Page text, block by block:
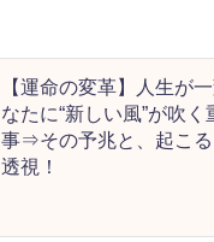
【運命の変革】人生が
なたに“新しい風”が吹
事⇒その予兆と、起こ
透視！